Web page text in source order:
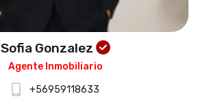
Sofia Gonzalez
Agente Inmobiliario
+56959118633